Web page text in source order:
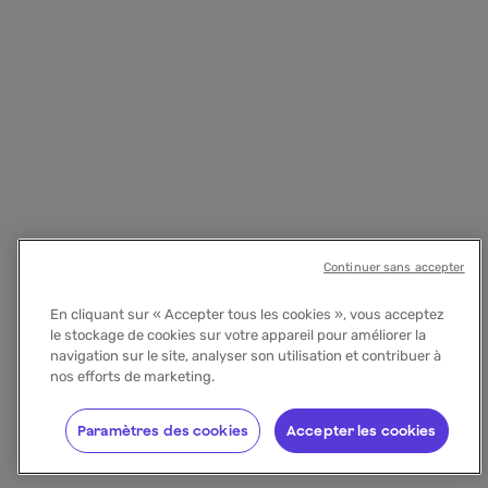
En cliquant sur « Accepter tous les cookies », vous acceptez
le stockage de cookies sur votre appareil pour améliorer la
navigation sur le site, analyser son utilisation et contribuer à
nos efforts de marketing.
Accepter les cookies
Paramètres des cookies
Continuer sans accepter